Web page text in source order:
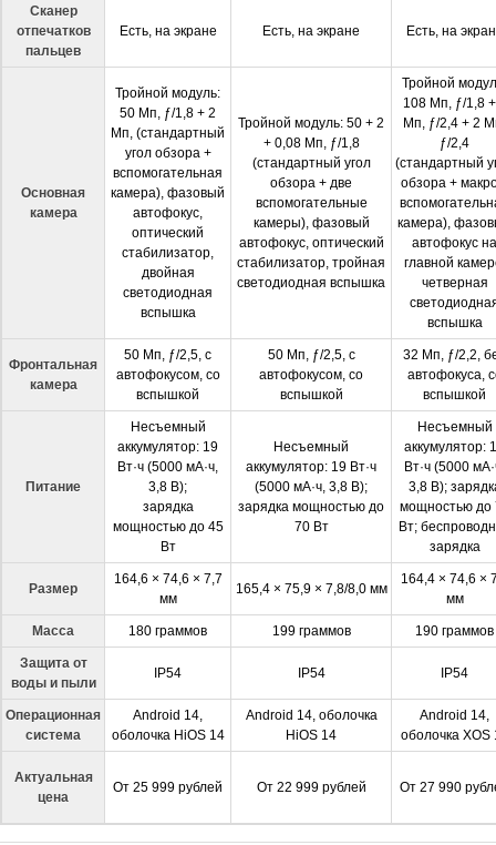
Сканер
отпечатков
пальцев
Есть, на экране Есть, на экране Есть, на
Основная
камера
Тройной модуль:
50 Мп, ƒ/1,8 + 2
Мп, (стандартный
угол обзора +
вспомогательная
камера), фазовый
автофокус,
оптический
стабилизатор,
двойная
светодиодная
вспышка
Тройной модуль: 50 + 2
+ 0,08 Мп, ƒ/1,8
(стандартный угол
обзора + две
вспомогательные
камеры), фазовый
автофокус, оптический
стабилизатор, тройная
светодиодная вспышка
Тройной
108 Мп, ƒ/1,8
Мп, ƒ/2,4 + 2
ƒ/2,4
(стандартный
обзора +
камера),
автофокус на
главной
четверная
вспышка
Фронтальная
камера
50 Мп, ƒ/2,5, с
автофокусом, со
вспышкой
50 Мп, ƒ/2,5, с
автофокусом, со
вспышкой
32 Мп, ƒ/2,2,
автофокуса,
вспышкой
Питание
Несъемный
аккумулятор: 19
Вт·ч (5000 мА·ч,
3,8 В);
зарядка
мощностью до 45
Вт
Несъемный
аккумулятор: 19 Вт·ч
(5000 мА·ч, 3,8 В);
зарядка мощностью до
70 Вт
Несъемный
аккумулятор:
Вт·ч (5000
3,8 В);
мощностью до
Вт;
зарядка
Размер
164,6 × 74,6 × 7,7
мм
165,4 × 75,9 × 7,8/8,0 мм
164,4 × 74,6 ×
мм
Масса 180 граммов 199 граммов 190 граммов
Защита от
воды и пыли
IP54 IP54 IP54
Операционная
система
Android 14,
оболочка HiOS 14
Android 14, оболочка
HiOS 14
Android 14,
оболочка XOS
Актуальная
цена
От 25 999 рублей От 22 999 рублей От 27 990